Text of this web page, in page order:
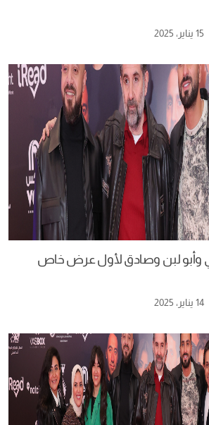
15 يناير، 2025
وأبو لبن وصادق لأول عرض خاص
14 يناير، 2025